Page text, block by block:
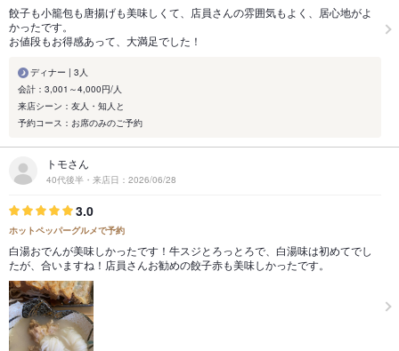
餃子も小籠包も唐揚げも美味しくて、店員さんの雰囲気もよく、居心地がよ
かったです。
お値段もお得感あって、大満足でした！
ディナー | 3人
会計：3,001～4,000円/人
来店シーン：友人・知人と
予約コース：お席のみのご予約
トモさん
40代後半・来店日：2026/06/28
3.0
ホットペッパーグルメで予約
白湯おでんが美味しかったです！牛スジとろっとろで、白湯味は初めてでし
たが、合いますね！店員さんお勧めの餃子赤も美味しかったです。